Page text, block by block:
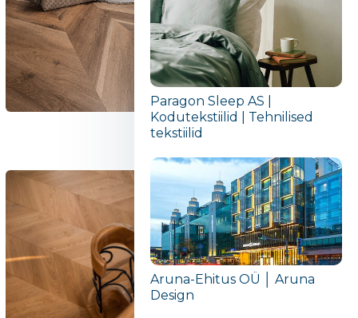
Paragon Sleep AS |
Kodutekstiilid | Tehnilised
tekstiilid
Aruna-Ehitus OÜ │ Aruna
Design